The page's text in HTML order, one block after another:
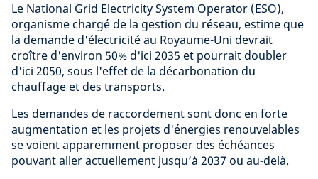
Le National Grid Electricity System Operator (ESO),
organisme chargé de la gestion du réseau, estime que
la demande d'électricité au Royaume-Uni devrait
croître d'environ 50% d'ici 2035 et pourrait doubler
d'ici 2050, sous l'effet de la décarbonation du
chauffage et des transports.
Les demandes de raccordement sont donc en forte
augmentation et les projets d'énergies renouvelables
se voient apparemment proposer des échéances
pouvant aller actuellement jusqu’à 2037 ou au-delà.